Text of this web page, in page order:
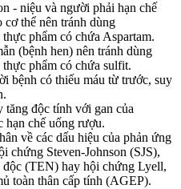
- niệu và người phải hạn chế
thể nên tránh dùng
phẩm có chứa Aspartam.
(bệnh hen) nên tránh dùng
phẩm có chứa sulfit.
bệnh có thiếu máu từ trước, suy
tăng độc tính với gan của
hạn chế uống rượu.
về các dấu hiệu của phản ứng
chứng Steven-Johnson (SJS),
(TEN) hay hội chứng Lyell,
toàn thân cấp tính (AGEP).